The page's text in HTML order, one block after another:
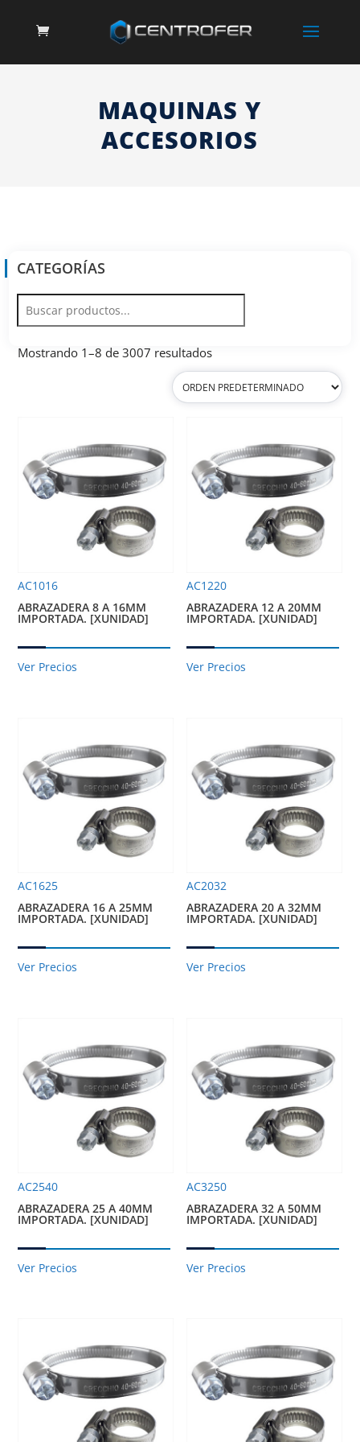
MAQUINAS Y
ACCESORIOS
CATEGORÍAS
Mostrando 1–8 de 3007 resultados
AC1016
ABRAZADERA 8 A 16MM
IMPORTADA. [XUNIDAD]
Ver Precios
AC1220
ABRAZADERA 12 A 20MM
IMPORTADA. [XUNIDAD]
Ver Precios
AC1625
ABRAZADERA 16 A 25MM
IMPORTADA. [XUNIDAD]
Ver Precios
AC2032
ABRAZADERA 20 A 32MM
IMPORTADA. [XUNIDAD]
Ver Precios
AC2540
ABRAZADERA 25 A 40MM
IMPORTADA. [XUNIDAD]
Ver Precios
AC3250
ABRAZADERA 32 A 50MM
IMPORTADA. [XUNIDAD]
Ver Precios